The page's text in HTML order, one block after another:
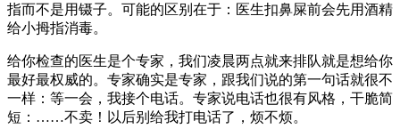
指而不是用镊子。可能的区别在于：医生扣鼻屎前会先用酒精
给小拇指消毒。
给你检查的医生是个专家，我们凌晨两点就来排队就是想给你
最好最权威的。专家确实是专家，跟我们说的第一句话就很不
一样：等一会，我接个电话。专家说电话也很有风格，干脆简
短：……不卖！以后别给我打电话了，烦不烦。